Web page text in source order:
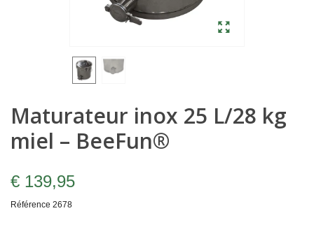
Maturateur inox 25 L/28 kg
miel – BeeFun®
€ 139,95
Référence 2678